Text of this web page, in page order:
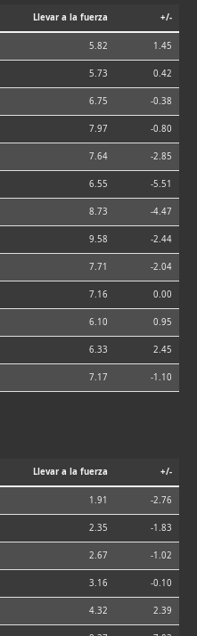
Llevar a la fuerza +/-
5.82 1.45
5.73 0.42
6.75 -0.38
7.97 -0.80
7.64 -2.85
6.55 -5.51
8.73 -4.47
9.58 -2.44
7.71 -2.04
7.16 0.00
6.10 0.95
6.33 2.45
7.17 -1.10
Llevar a la fuerza +/-
1.91 -2.76
2.35 -1.83
2.67 -1.02
3.16 -0.10
4.32 2.39